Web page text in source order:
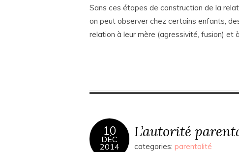
Sans ces étapes de construction de la
on peut observer chez certains enfants,
relation à leur mère (agressivité, fusion) et
10
DÉC
2014
L’autorité
categories: parentalité